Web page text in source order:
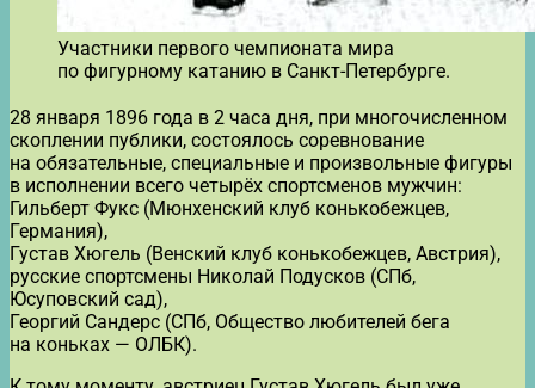
Участники первого чемпионата мира
по фигурному катанию в Санкт-Петербурге.
28 января 1896 года в 2 часа дня, при многочисленном
скоплении публики, состоялось соревнование
на обязательные, специальные и произвольные фигуры
в исполнении всего четырёх спортсменов мужчин:
Гильберт Фукс (Мюнхенский клуб конькобежцев,
Германия),
Густав Хюгель (Венский клуб конькобежцев, Австрия),
русские спортсмены Николай Подусков (СПб,
Юсуповский сад),
Георгий Сандерс (СПб, Общество любителей бега
на коньках — ОЛБК).